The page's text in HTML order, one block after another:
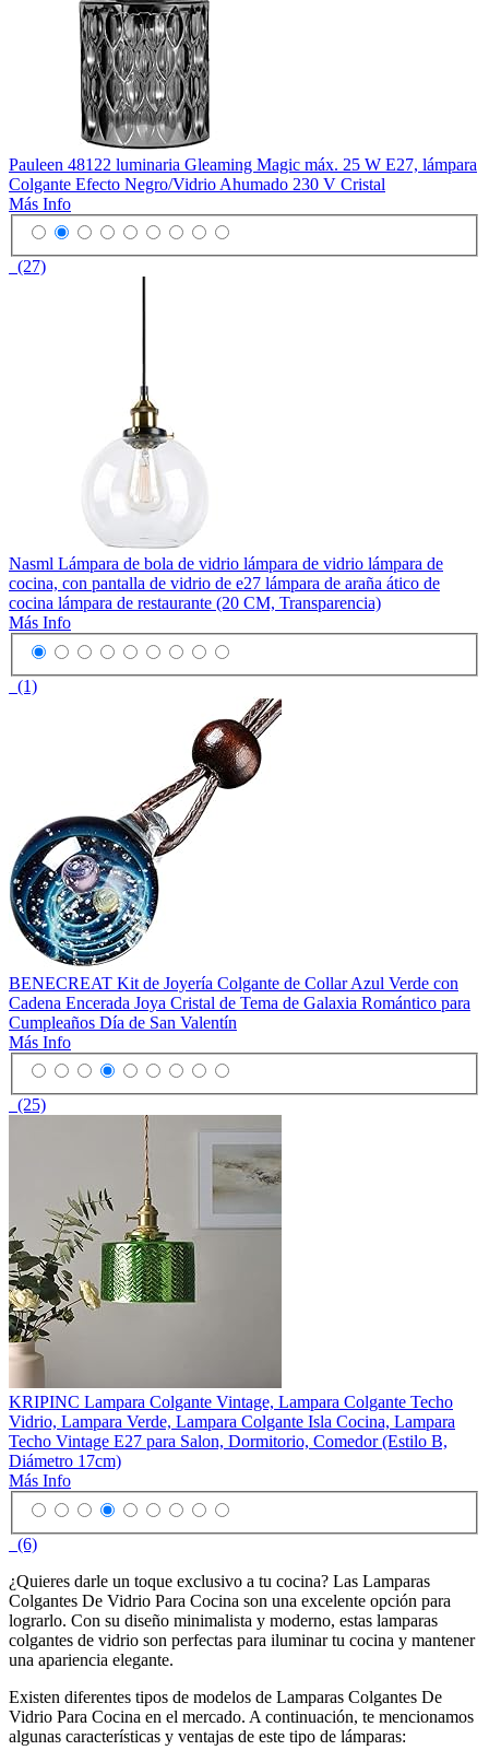
Pauleen 48122 luminaria Gleaming Magic máx. 25 W E27, lámpara
Colgante Efecto Negro/Vidrio Ahumado 230 V Cristal
Más Info
(27)
Nasml Lámpara de bola de vidrio lámpara de vidrio lámpara de
cocina, con pantalla de vidrio de e27 lámpara de araña ático de
cocina lámpara de restaurante (20 CM, Transparencia)
Más Info
(1)
BENECREAT Kit de Joyería Colgante de Collar Azul Verde con
Cadena Encerada Joya Cristal de Tema de Galaxia Romántico para
Cumpleaños Día de San Valentín
Más Info
(25)
KRIPINC Lampara Colgante Vintage, Lampara Colgante Techo
Vidrio, Lampara Verde, Lampara Colgante Isla Cocina, Lampara
Techo Vintage E27 para Salon, Dormitorio, Comedor (Estilo B,
Diámetro 17cm)
Más Info
(6)
¿Quieres darle un toque exclusivo a tu cocina? Las Lamparas
Colgantes De Vidrio Para Cocina son una excelente opción para
lograrlo. Con su diseño minimalista y moderno, estas lamparas
colgantes de vidrio son perfectas para iluminar tu cocina y mantener
una apariencia elegante.
Existen diferentes tipos de modelos de Lamparas Colgantes De
Vidrio Para Cocina en el mercado. A continuación, te mencionamos
algunas características y ventajas de este tipo de lámparas: